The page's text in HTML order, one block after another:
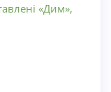
«Дим»,